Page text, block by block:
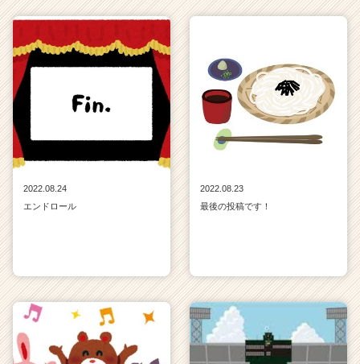
2022.08.24
エンドロール
2022.08.23
最後の投稿です！